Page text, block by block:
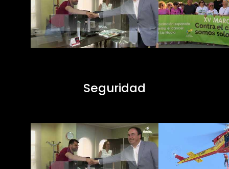
Seguridad